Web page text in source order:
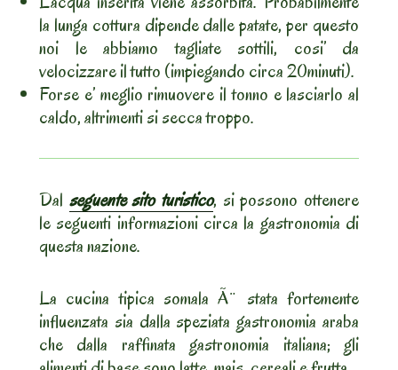
la lunga cottura dipende dalle patate, per questo
noi le abbiamo tagliate sottili, cosi’ da
velocizzare il tutto (impiegando circa 20minuti).
Forse e’ meglio rimuovere il tonno e lasciarlo al
caldo, altrimenti si secca troppo.
Dal seguente sito turistico, si possono ottenere
le seguenti informazioni circa la gastronomia di
questa nazione.
La cucina tipica somala Ã¨ stata fortemente
influenzata sia dalla speziata gastronomia araba
che dalla raffinata gastronomia italiana; gli